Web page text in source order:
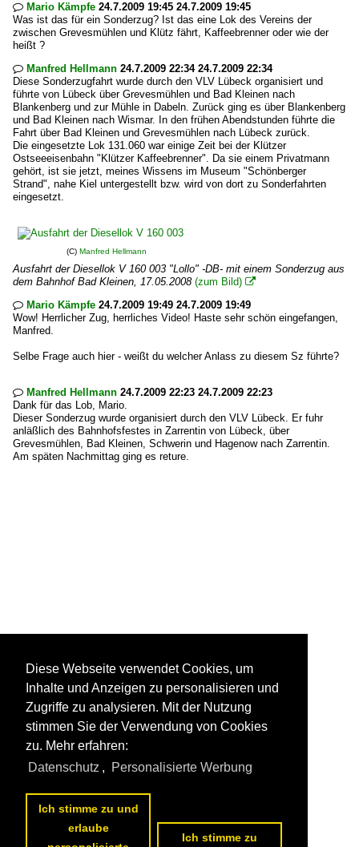
 Mario Kämpfe 24.7.2009 19:45 24.7.2009 19:45
Was ist das für ein Sonderzug? Ist das eine Lok des Vereins der
zwischen Grevesmühlen und Klütz fährt, Kaffeebrenner oder wie der
heißt ?
 Manfred Hellmann 24.7.2009 22:34 24.7.2009 22:34
Diese Sonderzugfahrt wurde durch den VLV Lübeck organisiert und
führte von Lübeck über Grevesmühlen und Bad Kleinen nach
Blankenberg und zur Mühle in Dabeln. Zurück ging es über Blankenberg
und Bad Kleinen nach Wismar. In den frühen Abendstunden führte die
Fahrt über Bad Kleinen und Grevesmühlen nach Lübeck zurück.
Die eingesetzte Lok 131.060 war einige Zeit bei der Klützer
Ostseeeisenbahn "Klützer Kaffeebrenner". Da sie einem Privatmann
gehört, ist sie jetzt, meines Wissens im Museum "Schönberger
Strand", nahe Kiel untergestellt bzw. wird von dort zu Sonderfahrten
eingesetzt.
(C) Manfred Hellmann
Ausfahrt der Diesellok V 160 003 "Lollo" -DB- mit einem Sonderzug aus
dem Bahnhof Bad Kleinen, 17.05.2008 (zum Bild) 
 Mario Kämpfe 24.7.2009 19:49 24.7.2009 19:49
Wow! Herrlicher Zug, herrliches Video! Haste sehr schön eingefangen,
Manfred.
Selbe Frage auch hier - weißt du welcher Anlass zu diesem Sz führte?
 Manfred Hellmann 24.7.2009 22:23 24.7.2009 22:23
Dank für das Lob, Mario.
Dieser Sonderzug wurde organisiert durch den VLV Lübeck. Er fuhr
anläßlich des Bahnhofsfestes in Zarrentin von Lübeck, über
Grevesmühlen, Bad Kleinen, Schwerin und Hagenow nach Zarrentin.
Am späten Nachmittag ging es reture.
Diese Webseite verwendet Cookies, um
Inhalte und Anzeigen zu personalisieren und
Zugriffe zu analysieren. Mit der Nutzung
stimmen Sie der Verwendung von Cookies
zu. Mehr erfahren:
Datenschutz , Personalisierte Werbung
Ich stimme zu und
erlaube
Ich stimme zu